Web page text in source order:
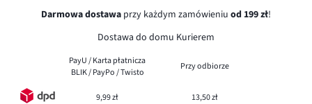
Darmowa dostawa przy każdym zamówieniu od 199 zł!
Dostawa do domu Kurierem
PayU / Karta płatnicza
BLIK / PayPo / Twisto
Przy odbiorze
9,99 zł 13,50 zł